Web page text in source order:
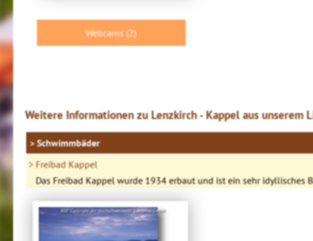
Webcams (2)
Weitere Informationen zu Lenzkirch - Kappel aus unserem
Schwimmbäder
Freibad Kappel
Das Freibad Kappel wurde 1934 erbaut und ist ein sehr
Bild: Copyright der Hochschwarzwald Tourismus GmbH